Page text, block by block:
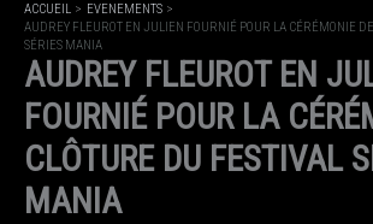
ACCUEIL
EVENEMENTS
AUDREY FLEUROT EN JULIEN FOURNIÉ POUR LA CÉRÉMONIE
SÉRIES MANIA
AUDREY FLEUROT EN
FOURNIÉ POUR LA
CLÔTURE DU FESTIVAL
MANIA